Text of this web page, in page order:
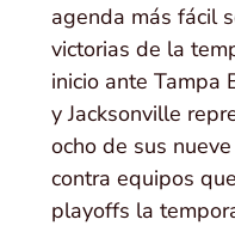
agenda más fácil
victorias de la
inicio ante Tampa
y Jacksonville
ocho de sus
contra equipos
playoffs la